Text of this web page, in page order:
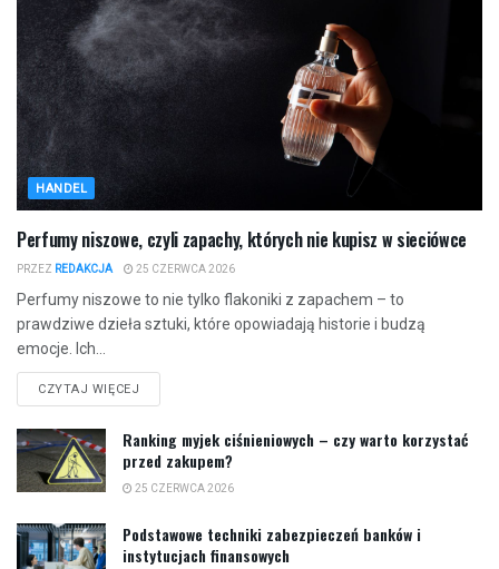
HANDEL
Perfumy niszowe, czyli zapachy, których nie kupisz w sieciówce
PRZEZ REDAKCJA 25 CZERWCA 2026
Perfumy niszowe to nie tylko flakoniki z zapachem – to
prawdziwe dzieła sztuki, które opowiadają historie i budzą
emocje. Ich...
CZYTAJ WIĘCEJ
Ranking myjek ciśnieniowych – czy warto korzystać
przed zakupem?
25 CZERWCA 2026
Podstawowe techniki zabezpieczeń banków i
instytucjach finansowych